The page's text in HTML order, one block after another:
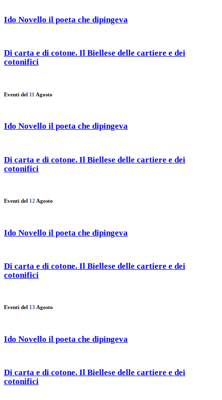
Ido Novello il poeta che dipingeva
Di carta e di cotone. Il Biellese delle cartiere e dei
cotonifici
Eventi del 11 Agosto
Ido Novello il poeta che dipingeva
Di carta e di cotone. Il Biellese delle cartiere e dei
cotonifici
Eventi del 12 Agosto
Ido Novello il poeta che dipingeva
Di carta e di cotone. Il Biellese delle cartiere e dei
cotonifici
Eventi del 13 Agosto
Ido Novello il poeta che dipingeva
Di carta e di cotone. Il Biellese delle cartiere e dei
cotonifici